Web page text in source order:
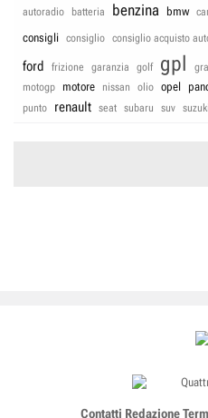
autoradio
batteria benzina bmw
consigli consiglio consiglio acquisto
ford frizione garanzia golf gpl
motogp
motore nissan olio opel
punto
renault seat subaru suv suzuki
Contatti Redazione